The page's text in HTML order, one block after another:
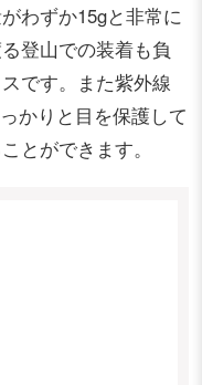
わずか15gと非常に
登山での装着も負
です。また紫外線
かりと目を保護して
とができます。